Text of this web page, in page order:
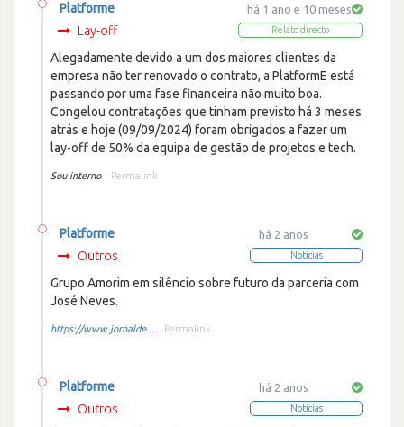
há 1 ano e 10 meses
Relato directo
Platforme
Lay-off
Alegadamente devido a um dos maiores clientes da
empresa não ter renovado o contrato, a PlatformE está
passando por uma fase financeira não muito boa.
Congelou contratações que tinham previsto há 3 meses
atrás e hoje (09/09/2024) foram obrigados a fazer um
lay-off de 50% da equipa de gestão de projetos e tech.
Sou interno Permalink
há 2 anos
Noticias
Platforme
Outros
Grupo Amorim em silêncio sobre futuro da parceria com
José Neves.
https://www.jornalde... Permalink
há 2 anos
Noticias
Platforme
Outros